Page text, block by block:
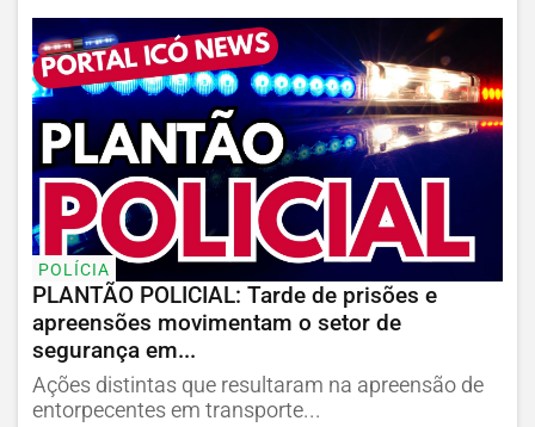
POLÍCIA
PLANTÃO POLICIAL: Tarde de prisões e
apreensões movimentam o setor de
segurança em...
Ações distintas que resultaram na apreensão de
entorpecentes em transporte...